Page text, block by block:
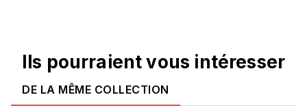
Ils pourraient vous intéresser
DE LA MÊME COLLECTION